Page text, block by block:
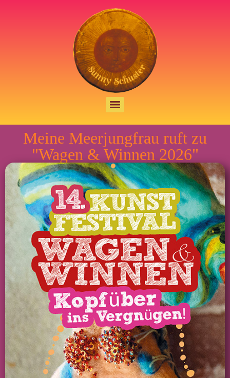
Meine Meerjungfrau ruft zu
"Wagen & Winnen 2026"